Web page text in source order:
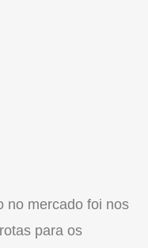
no mercado foi nos
para os